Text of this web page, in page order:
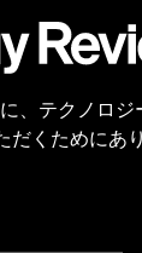
に、テクノロ
くためにあり